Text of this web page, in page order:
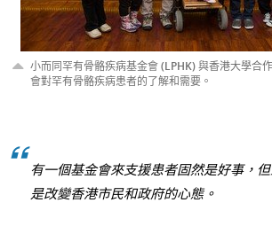
小而同罕有骨骼疾病基金會 (LPHK) 與香港大學合
會對罕有骨骼疾病患者的了解和需要。
有一個基金會來支援患者固然是好事，
是改變香港市民和政府的心態。